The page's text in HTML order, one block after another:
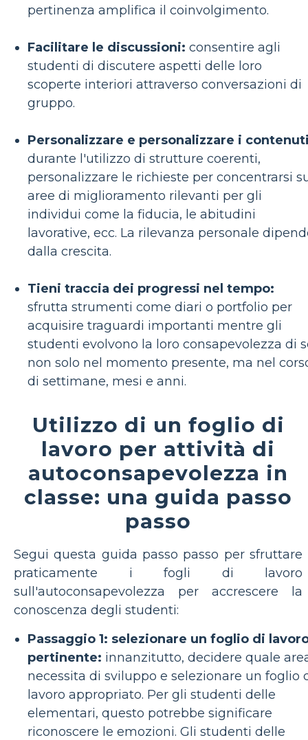
pertinenza amplifica il coinvolgimento.
Facilitare le discussioni: consentire agli
studenti di discutere aspetti delle loro
scoperte interiori attraverso conversazioni di
gruppo.
Personalizzare e personalizzare i
durante l'utilizzo di strutture coerenti,
personalizzare le richieste per concentrarsi
aree di miglioramento rilevanti per gli
individui come la fiducia, le abitudini
lavorative, ecc. La rilevanza personale
dalla crescita.
Tieni traccia dei progressi nel tempo:
sfrutta strumenti come diari o portfolio per
acquisire traguardi importanti mentre gli
studenti evolvono la loro consapevolezza di
non solo nel momento presente, ma nel
di settimane, mesi e anni.
Utilizzo di un foglio di
lavoro per attività di
autoconsapevolezza in
classe: una guida passo
passo
Segui questa guida passo passo per sfruttare
praticamente i fogli di lavoro
sull'autoconsapevolezza per accrescere la
conoscenza degli studenti:
Passaggio 1: selezionare un foglio di
pertinente: innanzitutto, decidere quale
necessita di sviluppo e selezionare un foglio
lavoro appropriato. Per gli studenti delle
elementari, questo potrebbe significare
riconoscere le emozioni. Gli studenti delle